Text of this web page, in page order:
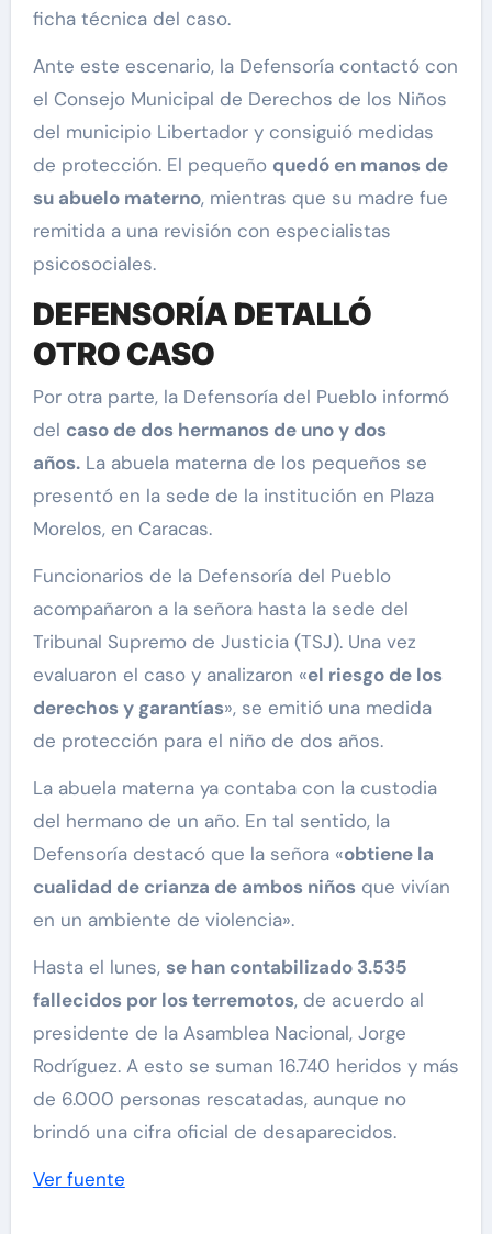
ficha técnica del caso.
Ante este escenario, la Defensoría contactó con
el Consejo Municipal de Derechos de los Niños
del municipio Libertador y consiguió medidas
de protección. El pequeño quedó en manos de
su abuelo materno, mientras que su madre fue
remitida a una revisión con especialistas
psicosociales.
DEFENSORÍA DETALLÓ
OTRO CASO
Por otra parte, la Defensoría del Pueblo informó
del caso de dos hermanos de uno y dos
años.La abuela materna de los pequeños se
presentó en la sede de la institución en Plaza
Morelos, en Caracas.
Funcionarios de la Defensoría del Pueblo
acompañaron a la señora hasta la sede del
Tribunal Supremo de Justicia (TSJ). Una vez
evaluaron el caso y analizaron «el riesgo de los
derechos y garantías», se emitió una medida
de protección para el niño de dos años.
La abuela materna ya contaba con la custodia
del hermano de un año. En tal sentido, la
Defensoría destacó que la señora «obtiene la
cualidad de crianza de ambos niñosque vivían
en un ambiente de violencia».
Hasta el lunes, se han contabilizado 3.535
fallecidos por los terremotos, de acuerdo al
presidente de la Asamblea Nacional, Jorge
Rodríguez. A esto se suman 16.740 heridos y más
de 6.000 personas rescatadas, aunque no
brindó una cifra oficial de desaparecidos.
Ver fuente